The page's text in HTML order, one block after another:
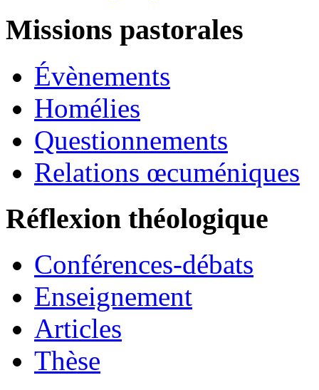
Missions pastorales
Évènements
Homélies
Questionnements
Relations œcuméniques
Réflexion théologique
Conférences-débats
Enseignement
Articles
Thèse